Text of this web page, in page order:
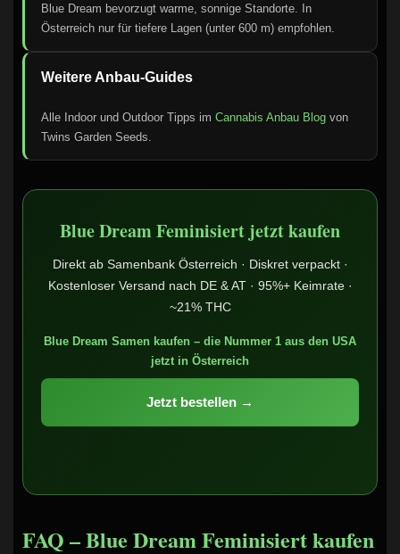
Blue Dream bevorzugt warme, sonnige Standorte. In
Österreich nur für tiefere Lagen (unter 600 m) empfohlen.
Weitere Anbau-Guides
Alle Indoor und Outdoor Tipps im Cannabis Anbau Blog von
Twins Garden Seeds.
Blue Dream Feminisiert jetzt kaufen
Direkt ab Samenbank Österreich · Diskret verpackt ·
Kostenloser Versand nach DE & AT · 95%+ Keimrate ·
~21% THC
Blue Dream Samen kaufen – die Nummer 1 aus den USA
jetzt in Österreich
Jetzt bestellen →
FAQ – Blue Dream Feminisiert kaufen